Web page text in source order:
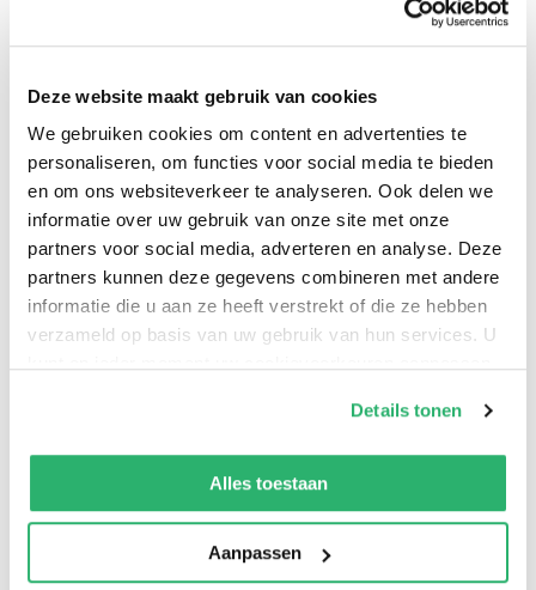
Deze website maakt gebruik van cookies
We gebruiken cookies om content en advertenties te
personaliseren, om functies voor social media te bieden
en om ons websiteverkeer te analyseren. Ook delen we
informatie over uw gebruik van onze site met onze
partners voor social media, adverteren en analyse. Deze
partners kunnen deze gegevens combineren met andere
informatie die u aan ze heeft verstrekt of die ze hebben
verzameld op basis van uw gebruik van hun services. U
kunnen ontvangen en verwerken.
Details tonen
Alles toestaan
Aanpassen
geweld. Douglas wordt door de Japanners ingezet als
dokter voor het bezettingsleger, terwijl hij graag de
plaatselijke bevolking, de Dayak, zou helpen. Zijn
rebelse dochter Jane zet haar passie voor de luchtvaart
even uit haar hoofd en besluit de stam te helpen. Ze
maakt kennis met de smaak van dood en geweld en
beseft dat die haar wel bevalt. Ze heet nog Jane
Hamilton, maar wordt later beroemd en berucht als…
Lady X!